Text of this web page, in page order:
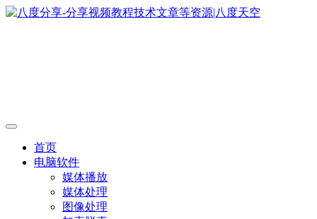
首页
电脑软件
媒体播放
媒体处理
图像处理